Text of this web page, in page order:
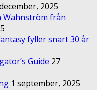
2025
Wahnström från
fyller snart 30 år
Guide 27
1 september, 2025